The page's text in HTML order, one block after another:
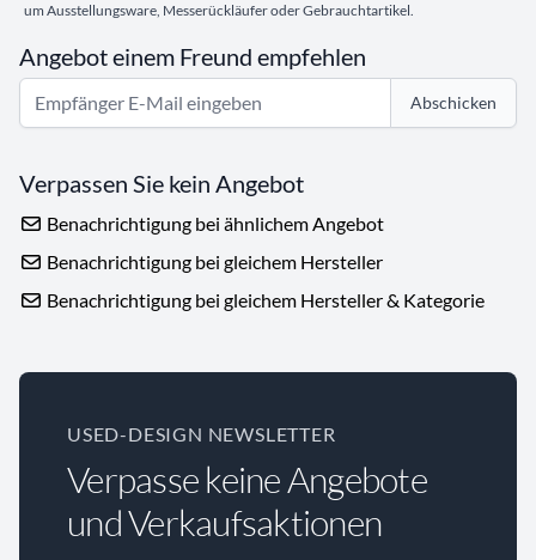
um Ausstellungsware, Messerückläufer oder Gebrauchtartikel.
Angebot einem Freund empfehlen
Abschicken
Verpassen Sie kein Angebot
Benachrichtigung bei ähnlichem Angebot
Benachrichtigung bei gleichem Hersteller
Benachrichtigung bei gleichem Hersteller & Kategorie
USED-DESIGN NEWSLETTER
Verpasse keine Angebote
und Verkaufsaktionen